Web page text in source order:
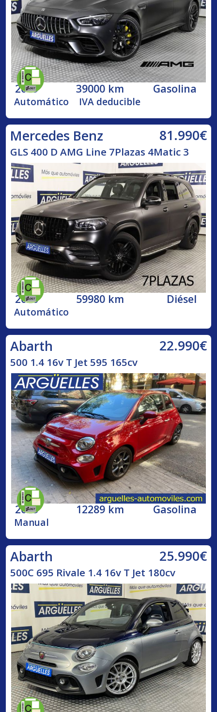
2019 39000 km Gasolina
Automático IVA deducible
Mercedes Benz 81.990€
GLS 400 D AMG Line 7Plazas 4Matic 3
2020 59980 km Diésel
Automático
Abarth 22.990€
500 1.4 16v T Jet 595 165cv
2023 12289 km Gasolina
Manual
Abarth 25.990€
500C 695 Rivale 1.4 16v T Jet 180cv